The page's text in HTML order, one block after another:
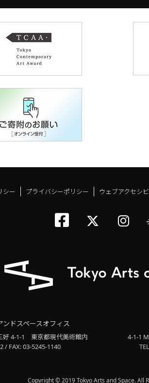
シー プライバシーポリシー ウェブアクセシ
トーキョ
ンドスペースオフィス
好 4-1-1 東京都現代美術館内
/ FAX: 03-5245-1140
4-1-1
Copyright © 2019 Tokyo Arts and Space. All